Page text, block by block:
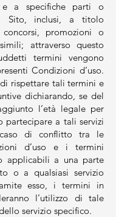
a specifiche parti o
Sito, inclusi, a titolo
concorsi, promozioni o
attraverso questo
termini vengono
Condizioni d’uso.
di rispettare tali termini e
dichiarando, se del
l’età legale per
partecipare a tali servizi
di conflitto tra le
d’uso e i termini
applicabili a una parte
o a qualsiasi servizio
esso, i termini in
l’utilizzo di tale
servizio specifico.